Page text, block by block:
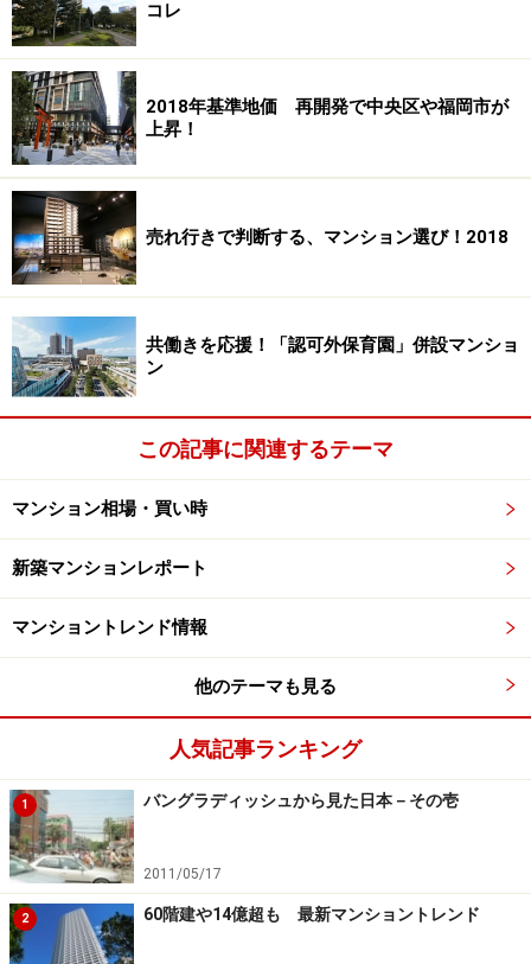
ルム駅前地区第一種市街地再開発事業」として魅力的な
複合市街地の形成のために超高層タワーを中心とした開
発が進められます。
「パークシティ武蔵小山 ザ タワー」の完成予想模型
開発の特徴として挙げられるのが、街の新たなシンボル
となる広場「ザ プラザ」を武蔵小山の駅前に一体で整備
する点。イベントスペースやパラソル、ベンチなどを設
け街の新たな交流の拠点とします。こうしたスペース
は、街のイベントやお祭りなどに活かし街のコミュニテ
ィが自然と醸成するシーンを演出します。3階部分に
出します。「ザ プラザ」を取り囲むようにレストランを
はじめとする40もの多彩な商業施設が誘致予定。「パル
ルをサポートする利便施設が誕生するのは、ここに住ま
う大きな魅力でしょう。
免震構造採用の41階建て。鹿島建設による
施工、設計は日本設計。駅徒歩1分で初めて
の「パークシティ」ブランド
採用の41階建てで、鹿島建設による施工、設計は日本設
計、デザイン監修に光井純アンドアソシエーツ建築設計
事務所を迎えアースカラーの色彩と軽やかな水平を基調
とする外観デザインとし、洗練の中にも親しみやすさを
感じるタワーマンションを具現化しています。
コレ
2018年基準地価 再開発で中央区や福岡市が
上昇！
売れ行きで判断する、マンション選び！2018
共働きを応援！「認可外保育園」併設マンショ
ン
この記事に関連するテーマ
マンション相場・買い時
新築マンションレポート
マンショントレンド情報
他のテーマも見る
人気記事ランキング
1 バングラディッシュから見た日本－その壱
2011/05/17
2 60階建や14億超も 最新マンショントレンド